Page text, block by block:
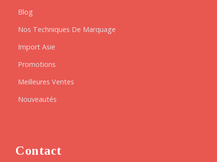
Blog
Nos Techniques De Marquage
Import Asie
Promotions
Meilleures Ventes
Nouveautés
Contact